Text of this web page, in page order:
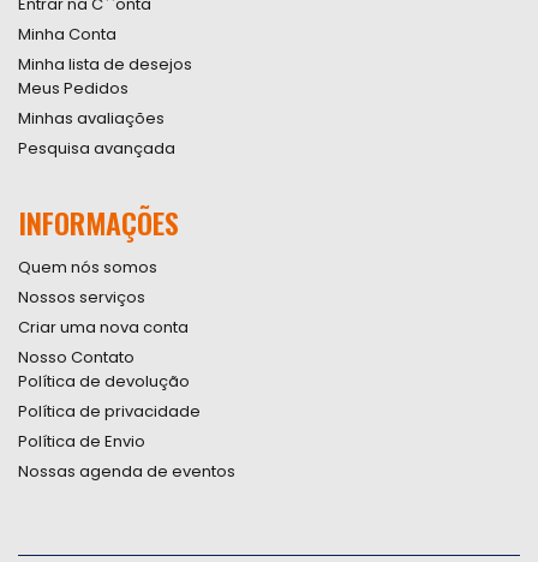
Minha Conta
Minha lista de desejos
Meus Pedidos
Minhas avaliações
Pesquisa avançada
INFORMAÇÕES
Quem nós somos
Nossos serviços
Criar uma nova conta
Nosso Contato
Política de devolução
Política de privacidade
Política de Envio
Nossas agenda de eventos